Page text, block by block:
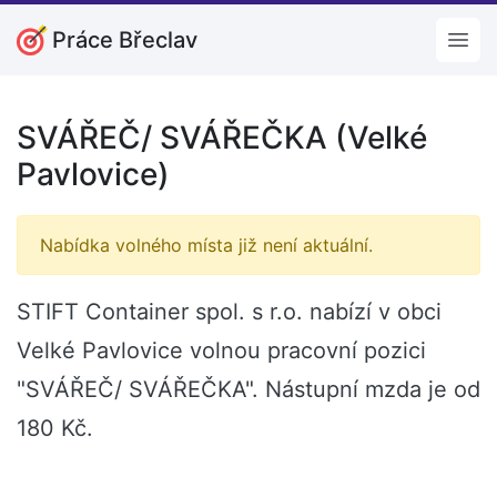
Práce Břeclav
SVÁŘEČ/ SVÁŘEČKA (Velké
Pavlovice)
Nabídka volného místa již není aktuální.
STIFT Container spol. s r.o. nabízí v obci
Velké Pavlovice volnou pracovní pozici
"SVÁŘEČ/ SVÁŘEČKA". Nástupní mzda je od
180 Kč.